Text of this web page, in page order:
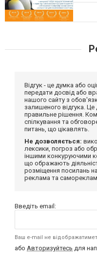
Відгук - це думка або
передати досвід або
нашого сайту з
залишеного відгука.
правильне рішення.
спілкування та
питань, що цікавлять.
Не дозволяється:
лексики, погроз або
іншими конкуруючими
що ображають
розміщення посилань
реклама та
Введіть email:
Ваш e-mail не
або Авторизуйтесь для